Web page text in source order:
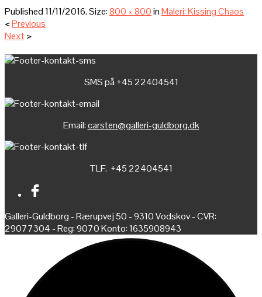
Published11/11/2016. Size:800 × 800inMaleri: Kissing Chaos
<Previous
Next>
SMS på +45 22404541
Email:carsten@galleri-guldborg.dk
TLF. +45 22404541
Galleri-Guldborg - Rærupvej 50 - 9310 Vodskov - CVR:
29077304 - Reg: 9070 Konto: 1635908943